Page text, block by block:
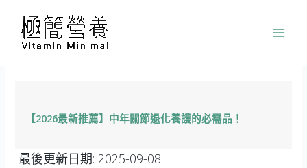
【2026最新推薦】中年關節退化養護的必需品！
最後更新日期: 2025-09-08